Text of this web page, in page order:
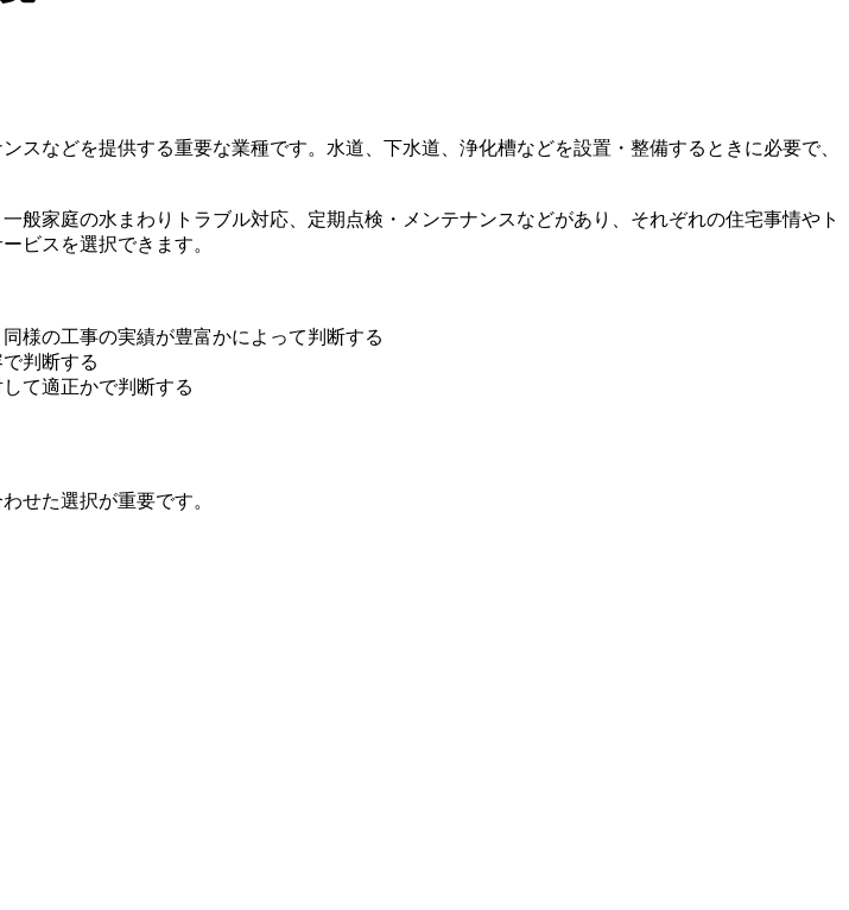
などを提供する重要な業種です。水道、下水道、浄化槽などを設置・整備するときに必要で、
家庭の水まわりトラブル対応、定期点検・メンテナンスなどがあり、それぞれの住宅事情やト
ビスを選択できます。
様の工事の実績が豊富かによって判断する
判断する
て適正かで判断する
せた選択が重要です。